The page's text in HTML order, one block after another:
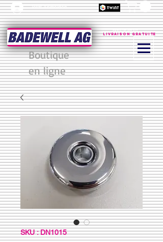
Jetzt Anmelden
Boutique
en ligne
à partir de 200 CHF
Livraison gratuite
SKU : DN1015